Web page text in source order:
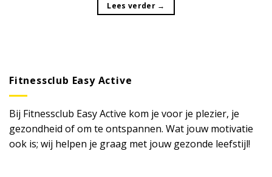
Lees verder →
Fitnessclub Easy Active
Bij Fitnessclub Easy Active kom je voor je plezier, je
gezondheid of om te ontspannen. Wat jouw motivatie
ook is; wij helpen je graag met jouw gezonde leefstijl!